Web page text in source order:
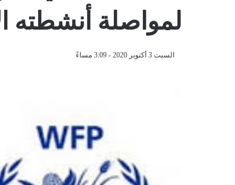
لمواصلة أنشطته
السبت 3 أكتوبر 2020 - 3:09 مساءً